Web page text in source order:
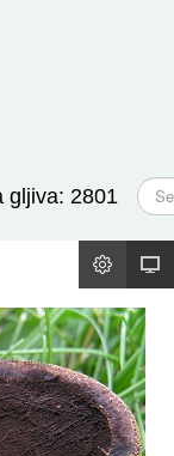
gljiva: 2801
T
r
ž